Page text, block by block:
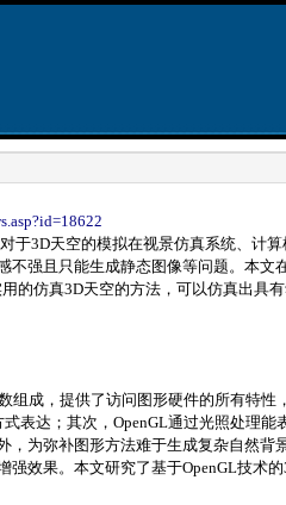
于3D天空的模拟在视景仿真系统、计
强且只能生成静态图像等问题。本
的仿真3D天空的方法，可以仿真出具
组成，提供了访问图形硬件的所有特
表达；其次，OpenGL通过光照处理
，为弥补图形方法难于生成复杂自然
效果。本文研究了基于OpenGL技术